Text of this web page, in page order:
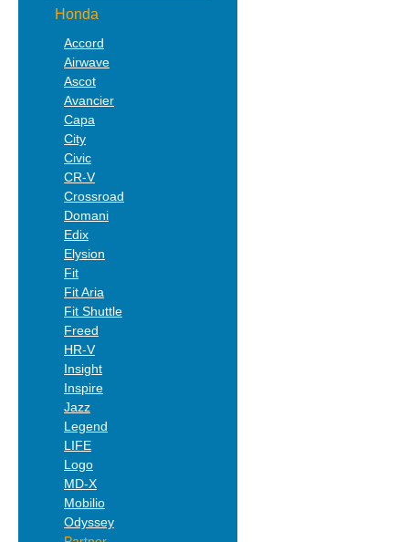
Honda
Accord
Airwave
Ascot
Avancier
Capa
City
Civic
CR-V
Crossroad
Domani
Edix
Elysion
Fit
Fit Aria
Fit Shuttle
Freed
HR-V
Insight
Inspire
Jazz
Legend
LIFE
Logo
MD-X
Mobilio
Odyssey